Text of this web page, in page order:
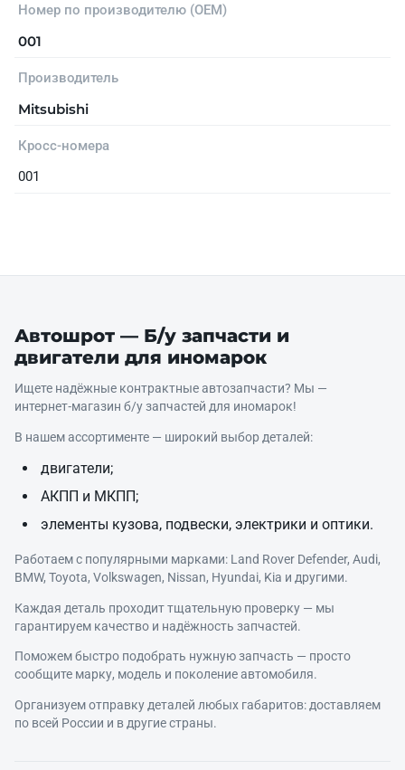
Номер по производителю (OEM)
001
Производитель
Mitsubishi
Кросс-номера
001
Автошрот — Б/у запчасти и
двигатели для иномарок
Ищете надёжные контрактные автозапчасти? Мы —
интернет‑магазин б/у запчастей для иномарок!
В нашем ассортименте — широкий выбор деталей:
двигатели;
АКПП и МКПП;
элементы кузова, подвески, электрики и оптики.
Работаем с популярными марками: Land Rover Defender, Audi,
BMW, Toyota, Volkswagen, Nissan, Hyundai, Kia и другими.
Каждая деталь проходит тщательную проверку — мы
гарантируем качество и надёжность запчастей.
Поможем быстро подобрать нужную запчасть — просто
сообщите марку, модель и поколение автомобиля.
Организуем отправку деталей любых габаритов: доставляем
по всей России и в другие страны.